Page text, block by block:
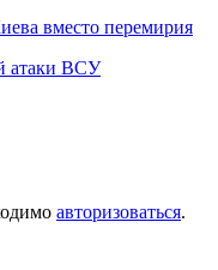
вместо перемирия
атаки ВСУ
авторизоваться.